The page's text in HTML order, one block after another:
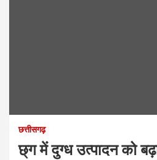
छत्तीसगढ़
छ्ग में दुग्ध उत्पादन को